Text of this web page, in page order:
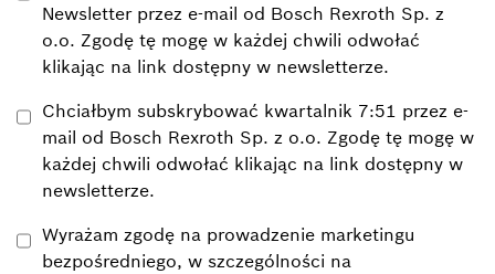
Newsletter przez e-mail od Bosch Rexroth Sp. z
o.o. Zgodę tę mogę w każdej chwili odwołać
klikając na link dostępny w newsletterze.
Chciałbym subskrybować kwartalnik 7:51 przez e-
mail od Bosch Rexroth Sp. z o.o. Zgodę tę mogę w
każdej chwili odwołać klikając na link dostępny w
newsletterze.
Wyrażam zgodę na prowadzenie marketingu
bezpośredniego, w szczególności na